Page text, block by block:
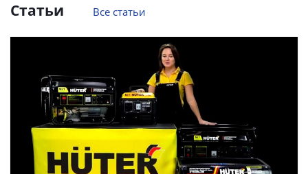
Статьи Все статьи